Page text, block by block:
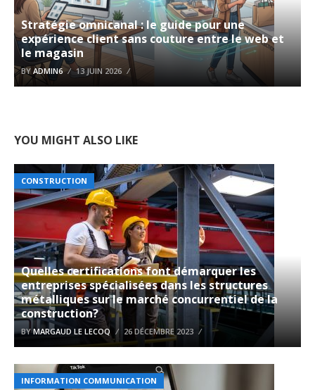
Stratégie omnicanal : le guide pour une
expérience client sans couture entre le web et
le magasin
BY ADMIN6 13 JUIN 2026
YOU MIGHT ALSO LIKE
CONSTRUCTION
Quelles certifications font démarquer les
entreprises spécialisées dans les structures
métalliques sur le marché concurrentiel de la
construction?
BYMARGAUD LE LECOQ 26 DÉCEMBRE 2023
INFORMATION COMMUNICATION